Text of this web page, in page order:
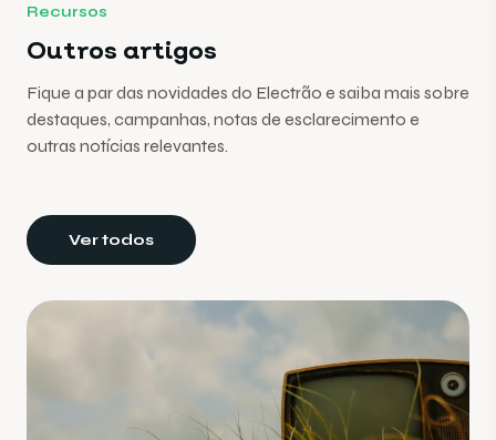
Recursos
Outros artigos
Fique a par das novidades do Electrão e saiba mais sobre
destaques, campanhas, notas de esclarecimento e
outras notícias relevantes.
Ver todos